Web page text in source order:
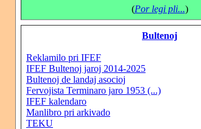
(Por legi pli...)
Bultenoj
Reklamilo pri IFEF
IFEF Bultenoj jaroj 2014-2025
Bultenoj de landaj asocioj
Fervojista Terminaro jaro 1953 (...)
IFEF kalendaro
Manlibro pri arkivado
TEKU